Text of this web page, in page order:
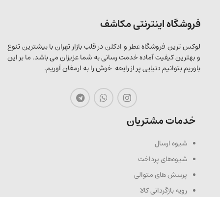
فروشگاه اینترنتی مکاشف
لوکس ترین فروشگاه عطر و ادکلن در قلب بازار تهران با بیشترین تنوع
و بهترین کیفیت آماده خدمت رسانی به شما عزیزان می باشد. ما بر این
باوریم بتوانیم دنیایی پر از رایحه خوش را به ارمغان آوریم.
خدمات مشتریان
شیوه ارسال
شیوه‌های پرداخت
پرسش های متوالی
رویه بازگردانی کالا